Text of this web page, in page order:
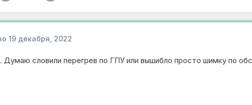
19 декабря, 2022
Думаю словили перегрев по ГПУ или вышибло просто шимку по